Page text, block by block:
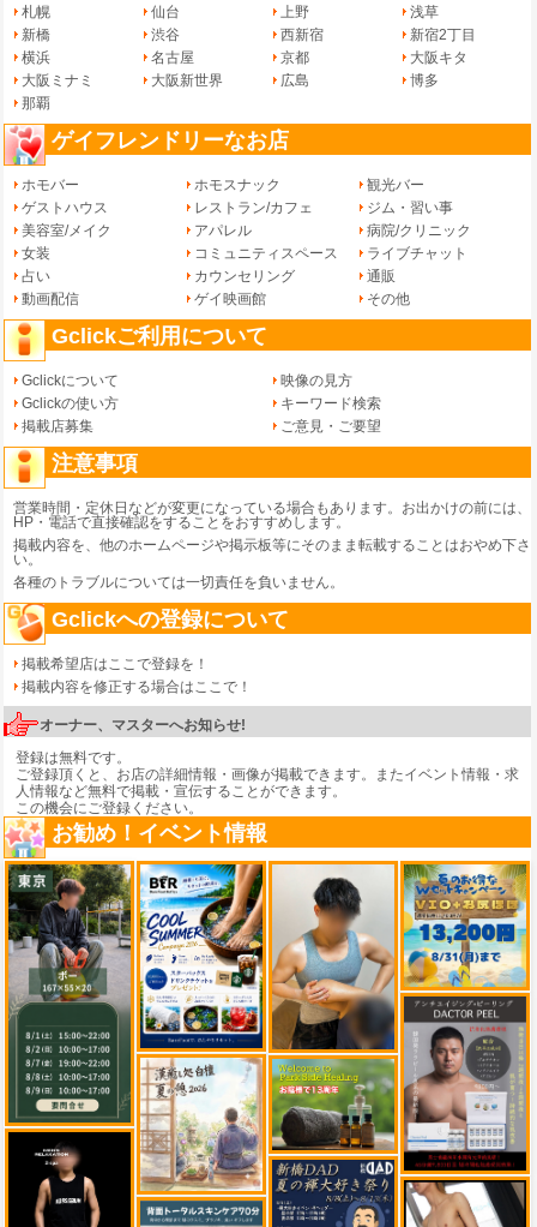
札幌 仙台 上野
浅草
新橋
渋谷 西新宿
新宿2丁目
横浜
名古屋 京都
大阪キタ
大阪ミナミ
大阪新世界 広島
博多
那覇
ゲイフレンドリーなお店
ホモバー ホモスナック
観光バー
ゲストハウス
レストラン/カフェ
ジム・習い事
美容室/メイク
アパレル
病院/クリニック
女装
コミュニティスペース
ライブチャット
占い
カウンセリング
通販
動画配信
ゲイ映画館 その他
Gclickご利用について
Gclickについて
映像の見方
Gclickの使い方
キーワード検索
掲載店募集
ご意見・ご要望
注意事項
営業時間・定休日などが変更になっている場合もあります。お出かけの前には、
HP・電話で直接確認をすることをおすすめします。
掲載内容を、他のホームページや掲示板等にそのまま転載することはおやめ下さ
い。
各種のトラブルについては一切責任を負いません。
Gclickへの登録について
掲載希望店はここで登録を！
掲載内容を修正する場合はここで！
オーナー、マスターへお知らせ!
登録は無料です。
ご登録頂くと、お店の詳細情報・画像が掲載できます。またイベント情報・求
人情報など無料で掲載・宣伝することができます。
この機会にご登録ください。
お勧め！イベント情報